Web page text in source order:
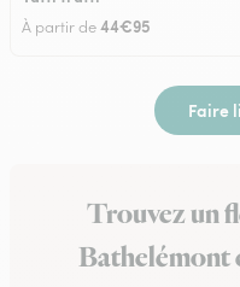
À partir de44€95
Faire
Trouvez un
Bathelémont